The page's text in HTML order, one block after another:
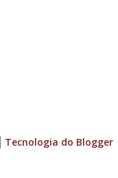
de resistência, de
Tecnologia do Blogger